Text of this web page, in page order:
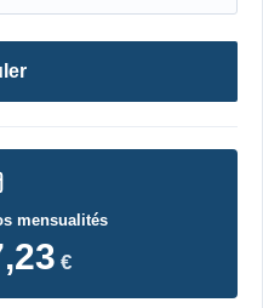
mensualités
€